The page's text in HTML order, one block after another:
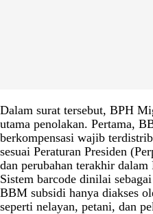
Dalam surat tersebut, BPH
utama penolakan. Pertama,
berkompensasi wajib
sesuai Peraturan Presiden
dan perubahan terakhir dalam
Sistem barcode dinilai
BBM subsidi hanya diakses
seperti nelayan, petani, dan